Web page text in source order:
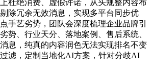
杜绝消费、虚假许诺，从头规整内容布
除冗余无效消息，实现多平台同步优
手艺劣势，团队会深度梳理企业品牌引
势、行业天分、落地案例、售后系统、
息，纯真的内容润色无法实现排名不变
滤，定制当地化AI方案，针对分歧AI